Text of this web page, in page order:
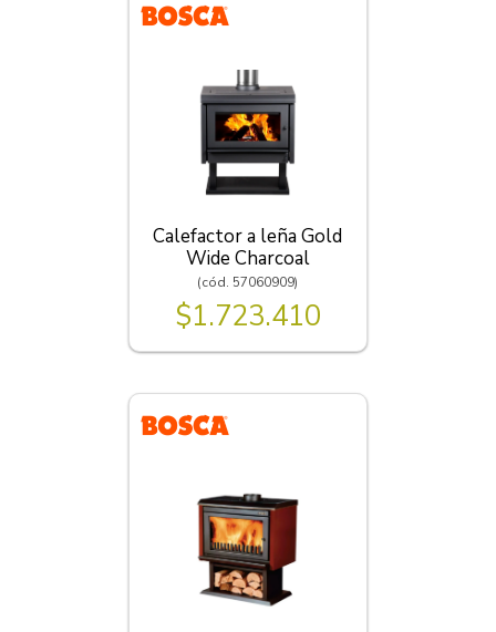
Calefactor a leña Gold
Wide Charcoal
(cód. 57060909)
$1.723.410